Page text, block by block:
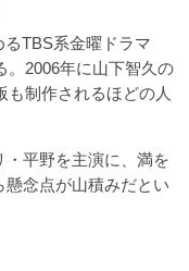
TBS系金曜ドラマ
。2006年に山下智久の
も制作されるほどの人
平野を主演に、満を
念点が山積みだとい